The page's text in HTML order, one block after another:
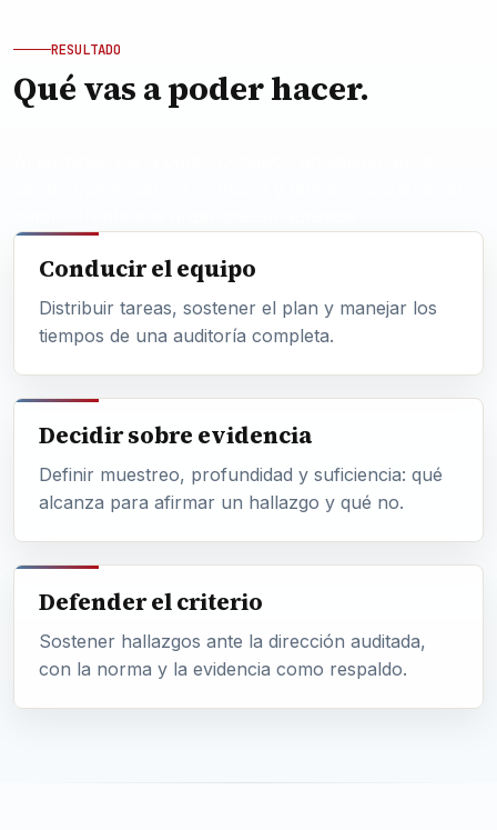
RESULTADO
Qué vas a poder hacer.
Conducir el equipo
Distribuir tareas, sostener el plan y manejar los
tiempos de una auditoría completa.
Decidir sobre evidencia
Definir muestreo, profundidad y suficiencia: qué
alcanza para afirmar un hallazgo y qué no.
Defender el criterio
Sostener hallazgos ante la dirección auditada,
con la norma y la evidencia como respaldo.